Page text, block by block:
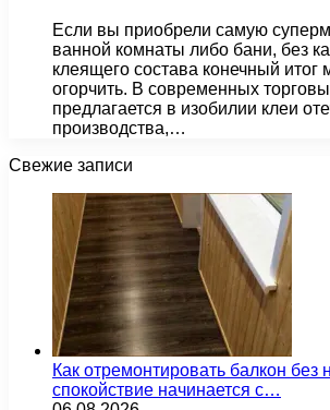
Если вы приобрели самую
ванной комнаты либо бани, без
клеящего состава конечный итог
огорчить. В современных
предлагается в изобилии клеи
производства,…
Свежие записи
Как отремонтировать балкон без
спокойствие начинается с…